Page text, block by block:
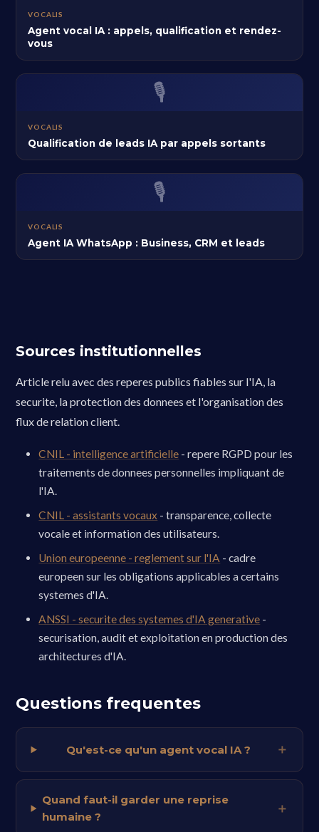
VOCALIS
Agent vocal IA : appels, qualification et rendez-
vous
🎙️
VOCALIS
Qualification de leads IA par appels sortants
🎙️
VOCALIS
Agent IA WhatsApp : Business, CRM et leads
Sources institutionnelles
Article relu avec des reperes publics fiables sur l'IA, la
securite, la protection des donnees et l'organisation des
flux de relation client.
CNIL - intelligence artificielle - repere RGPD pour les
traitements de donnees personnelles impliquant de
l'IA.
CNIL - assistants vocaux - transparence, collecte
vocale et information des utilisateurs.
Union europeenne - reglement sur l'IA - cadre
europeen sur les obligations applicables a certains
systemes d'IA.
ANSSI - securite des systemes d'IA generative -
securisation, audit et exploitation en production des
architectures d'IA.
Questions frequentes
Qu'est-ce qu'un agent vocal IA ?
Quand faut-il garder une reprise
humaine ?